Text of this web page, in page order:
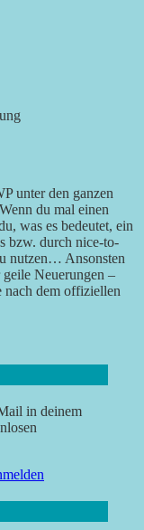
unter den ganzen
du mal einen
was es bedeutet, ein
bzw. durch nice-to-
nutzen… Ansonsten
Neuerungen –
nach dem offiziellen
in deinem